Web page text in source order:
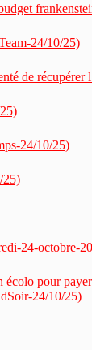
24/10/25)
de récupérer
24/10/25)
25)
24-octobre-
pour
24/10/25)